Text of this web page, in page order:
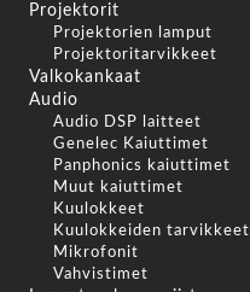
Projektorit
Projektorien lamput
Projektoritarvikkeet
Valkokankaat
Audio
Audio DSP laitteet
Genelec Kaiuttimet
Panphonics kaiuttimet
Muut kaiuttimet
Kuulokkeet
Kuulokkeiden tarvikkeet
Mikrofonit
Vahvistimet